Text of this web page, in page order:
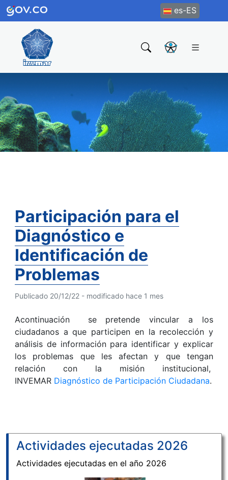
es-ES
Participación para el
Diagnóstico e
Identificación de
Problemas
Publicado 20/12/22 - modificado hace 1 mes
Acontinuación se pretende vincular a los
ciudadanos a que participen en la recolección y
análisis de información para identificar y explicar
los problemas que les afectan y que tengan
relación con la misión institucional,
INVEMAR Diagnóstico de Participación Ciudadana.
Actividades ejecutadas 2026
Actividades ejecutadas en el año 2026